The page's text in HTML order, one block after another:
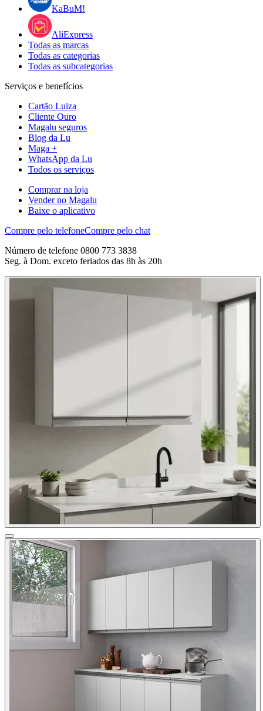
KaBuM!
AliExpress
Todas as marcas
Todas as categorias
Todas as subcategorias
Serviços e benefícios
Cartão Luiza
Cliente Ouro
Magalu seguros
Blog da Lu
Maga +
WhatsApp da Lu
Todos os serviços
Comprar na loja
Vender no Magalu
Baixe o aplicativo
Compre pelo telefoneCompre pelo chat
Número de telefone 0800 773 3838
Seg. à Dom. exceto feriados das 8h às 20h